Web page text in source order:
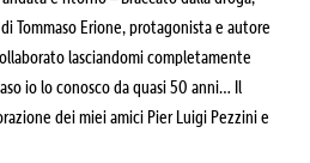
Tommaso Erione, protagonista e autore
lasciandomi completamente
io lo conosco da quasi 50 anni… Il
dei miei amici Pier Luigi Pezzini e